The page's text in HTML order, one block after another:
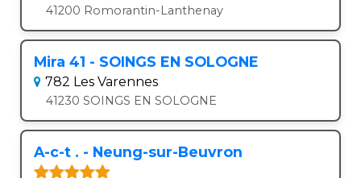
41200 Romorantin-Lanthenay
Mira 41 - SOINGS EN SOLOGNE
782 Les Varennes
41230 SOINGS EN SOLOGNE
A-c-t . - Neung-sur-Beuvron